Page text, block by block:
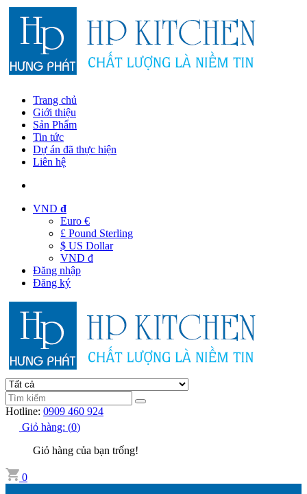
Trang chủ
Giới thiệu
Sản Phẩm
Tin tức
Dự án đã thực hiện
Liên hệ
VND đ
Euro €
£ Pound Sterling
$ US Dollar
VND đ
Đăng nhập
Đăng ký
Hotline: 0909 460 924
Giỏ hàng: (0)
Giỏ hàng của bạn trống!
0